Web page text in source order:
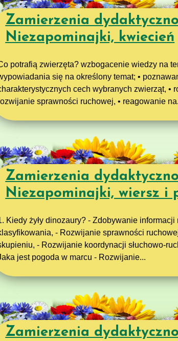
Zamierzenia
Niezapominajki, kwiecień
potrafią zwierzęta? wzbogacenie wiedzy na
się na określony temat; •
cech wybranych zwierząt, •
sprawności ruchowej, • reagowanie
Zamierzenia
Niezapominajki, wiersz i
Kiedy żyły dinozaury? - Zdobywanie
- Rozwijanie sprawności
- Rozwijanie koordynacji słuchowo-
jest pogoda w marcu - Rozwijanie...
Zamierzenia